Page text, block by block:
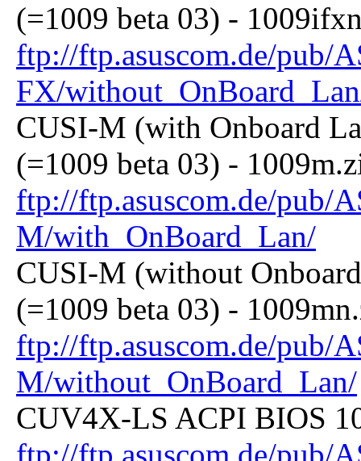
(=1009 beta 03) -
ftp://ftp.asuscom.de/pub/
FX/
CUSI-M (with Onboard
(=1009 beta 03) -
ftp://ftp.asuscom.de/pub/
M/with_OnBoard_Lan/
CUSI-M (without
(=1009 beta 03) -
ftp://ftp.asuscom.de/pub/
M/without_OnBoard_Lan/
CUV4X-LS ACPI BIOS